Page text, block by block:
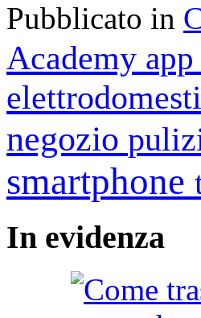
Pubblicato in
Academy app
negozio
smartphone
In evidenza